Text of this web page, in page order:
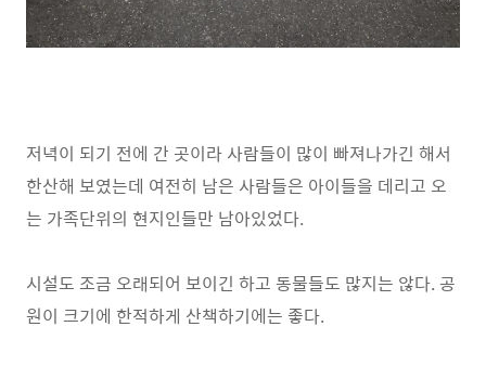
저녁이 되기 전에 간 곳이라 사람들이 많이 빠져나가긴 해서
한산해 보였는데 여전히 남은 사람들은 아이들을 데리고 오
는 가족단위의 현지인들만 남아있었다.
시설도 조금 오래되어 보이긴 하고 동물들도 많지는 않다. 공
원이 크기에 한적하게 산책하기에는 좋다.